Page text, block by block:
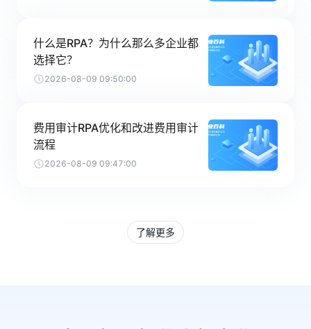
什么是RPA？为什么那么多企业都
选择它？
2026-08-09 09:50:00
费用审计RPA优化和改进费用审计
流程
2026-08-09 09:47:00
了解更多